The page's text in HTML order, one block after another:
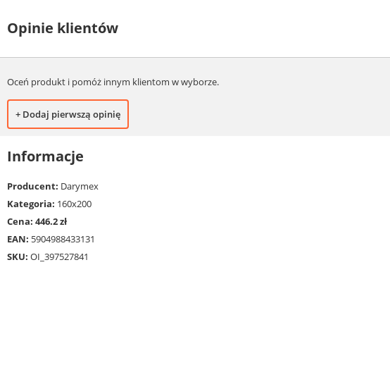
Opinie klientów
Oceń produkt i pomóż innym klientom w wyborze.
+ Dodaj pierwszą opinię
Informacje
Producent: Darymex
Kategoria: 160x200
Cena: 446.2 zł
EAN: 5904988433131
SKU: OI_397527841